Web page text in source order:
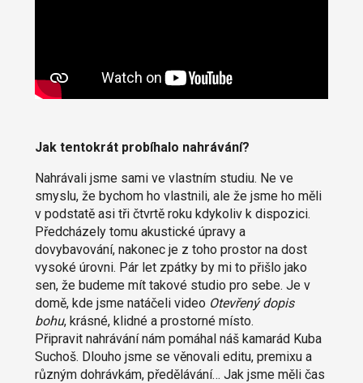
Jak tentokrát probíhalo nahrávání?
Nahrávali jsme sami ve vlastním studiu. Ne ve
smyslu, že bychom ho vlastnili, ale že jsme ho měli
v podstatě asi tři čtvrtě roku kdykoliv k dispozici.
Předcházely tomu akustické úpravy a
dovybavování, nakonec je z toho prostor na dost
vysoké úrovni. Pár let zpátky by mi to přišlo jako
sen, že budeme mít takové studio pro sebe. Je v
domě, kde jsme natáčeli video Otevřený dopis
bohu, krásné, klidné a prostorné místo.
Připravit nahrávání nám pomáhal náš kamarád Kuba
Suchoš. Dlouho jsme se věnovali editu, premixu a
různým dohrávkám, předělávání… Jak jsme měli čas